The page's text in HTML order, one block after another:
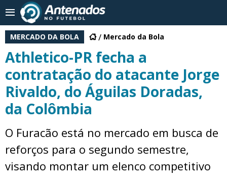
MERCADO DA BOLA Mercado da Bola
Athletico-PR fecha a
contratação do atacante Jorge
Rivaldo, do Águilas Doradas,
da Colômbia
O Furacão está no mercado em busca de
reforços para o segundo semestre,
visando montar um elenco competitivo